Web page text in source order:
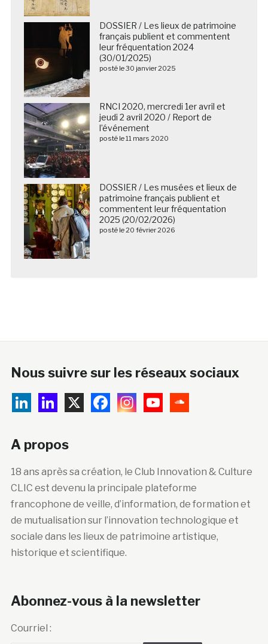
DOSSIER / Les lieux de patrimoine
français publient et commentent
leur fréquentation 2024
(30/01/2025)
posté le 30 janvier 2025
RNCI 2020, mercredi 1er avril et
jeudi 2 avril 2020 / Report de
l’événement
posté le 11 mars 2020
DOSSIER / Les musées et lieux de
patrimoine français publient et
commentent leur fréquentation
2025 (20/02/2026)
posté le 20 février 2026
Nous suivre sur les réseaux sociaux
A propos
18 ans après sa création, le Club Innovation & Culture
CLIC est devenu la principale plateforme
francophone de veille, d’information, de formation et
de mutualisation sur l’innovation technologique et
sociale dans les lieux de patrimoine artistique,
historique et scientifique.
Abonnez-vous à la newsletter
Courriel :